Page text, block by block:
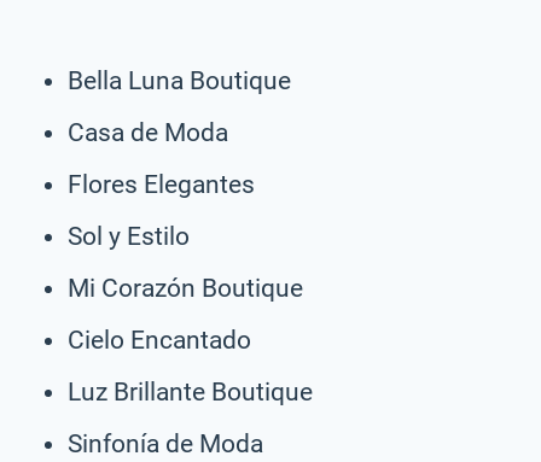
Bella Luna Boutique
Casa de Moda
Flores Elegantes
Sol y Estilo
Mi Corazón Boutique
Cielo Encantado
Luz Brillante Boutique
Sinfonía de Moda